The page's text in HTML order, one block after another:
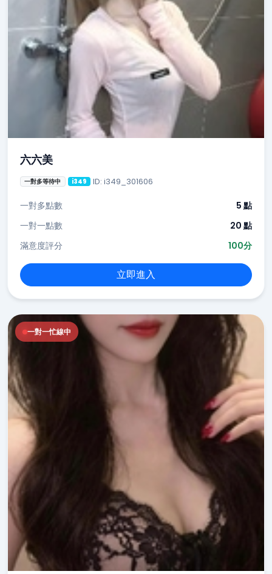
六六美
一對多等待中 i349 ID: i349_301606
一對多點數
5 點
一對一點數
20 點
滿意度評分
100分
立即進入
一對一忙線中